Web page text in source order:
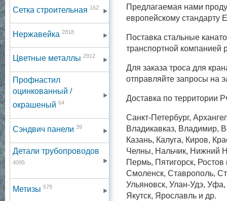
Сетка строительная 162
Нержавейка 2818
Цветные металлы 2912
Профнастил
оцинкованный /
окрашеный 64
Сэндвич панели 39
Детали трубопроводов
4095
Метизы 578
Предлагаемая нами
европейскому стандарту
Поставка стальные
транспортной
Для заказа троса для
отправляйте запросы на
Доставка по территории
Санкт-Петербург,
Владикавказ, Владимир,
Казань, Калуга, Киров,
Челны, Нальчик, Нижний
Пермь, Пятигорск,
Смоленск, Ставрополь,
Ульяновск, Улан-Удэ,
Якутск, Ярославль и др.